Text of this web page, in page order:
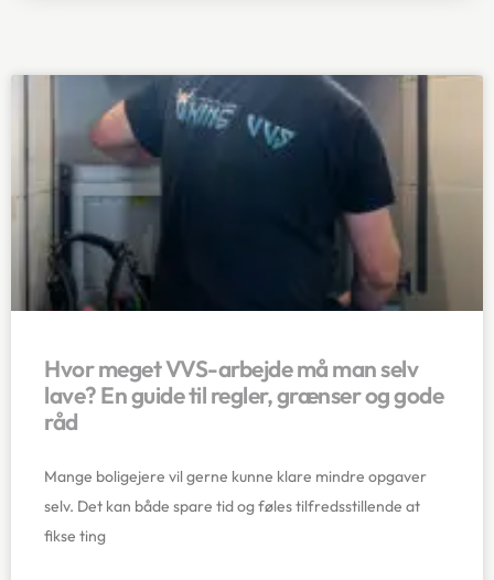
Hvor meget VVS-arbejde må man selv
lave? En guide til regler, grænser og gode
råd
Mange boligejere vil gerne kunne klare mindre opgaver
selv. Det kan både spare tid og føles tilfredsstillende at
fikse ting